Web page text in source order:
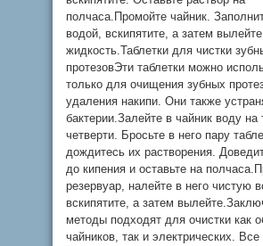
полчаса.Промойте чайник.
водой, вскипятите, а затем вылейте
жидкость.Таблетки для чистки
протезовЭти таблетки можно
только для очищения зубных
удаления накипи. Они также
бактерии.Залейте в чайник воду на
четверти. Бросьте в него пару
дождитесь их растворения.
до кипения и оставьте на
резервуар, налейте в него чистую
вскипятите, а затем
методы подходят для очистки как
чайников, так и электрических. Все